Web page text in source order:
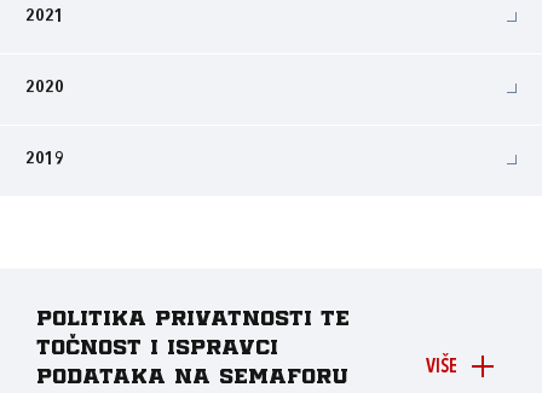
2021
2020
2019
VIŠE
Politika privatnosti te
točnost i ispravci
podataka na Semaforu